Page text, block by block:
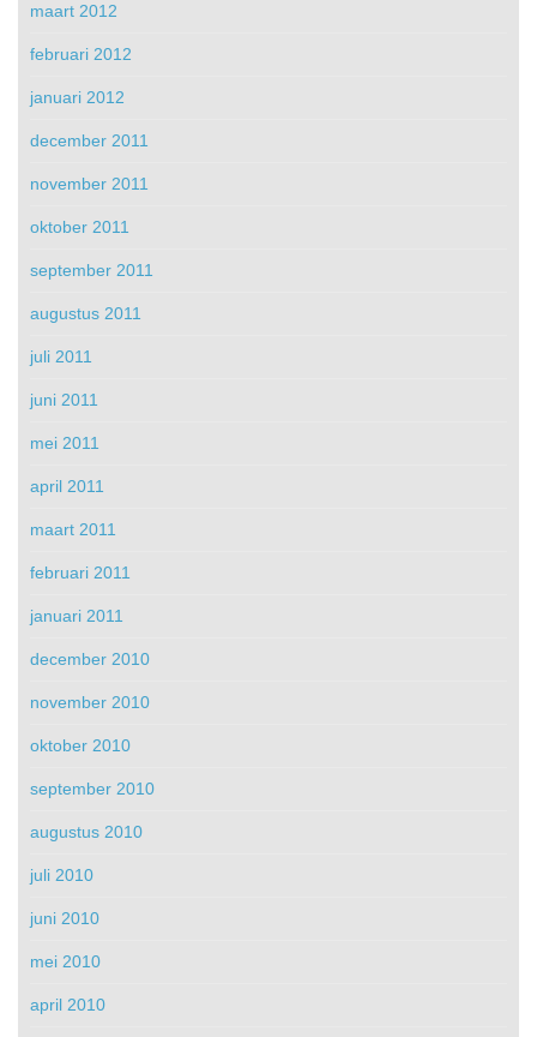
maart 2012
februari 2012
januari 2012
december 2011
november 2011
oktober 2011
september 2011
augustus 2011
juli 2011
juni 2011
mei 2011
april 2011
maart 2011
februari 2011
januari 2011
december 2010
november 2010
oktober 2010
september 2010
augustus 2010
juli 2010
juni 2010
mei 2010
april 2010